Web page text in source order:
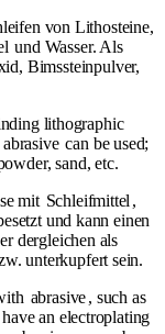
von Lithosteine,
und Wasser. Als
Bimssteinpulver,
lithographic
abrasive can be used;
sand, etc.
mit Schleifmittel ,
und kann einen
dergleichen als
unterkupfert sein.
abrasive, such as
an electroplating